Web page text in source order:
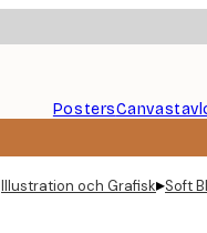
Posters
Illustration och Grafisk▸Soft